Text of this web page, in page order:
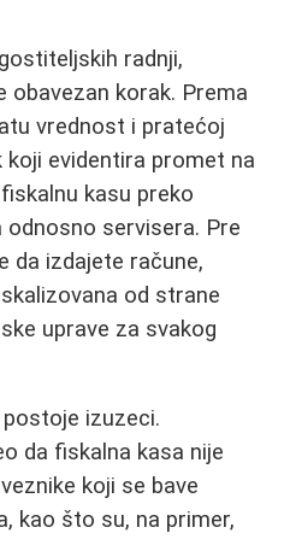
radnji,
obavezan korak. Prema
vrednost i pratećoj
koji evidentira promet na
kasu preko
servisera. Pre
da izdajete račune,
od strane
uprave za svakog
izuzeci.
da fiskalna kasa nije
koji se bave
kao što su, na primer,